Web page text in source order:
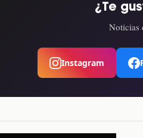
¿Te
Noticias
Instagram